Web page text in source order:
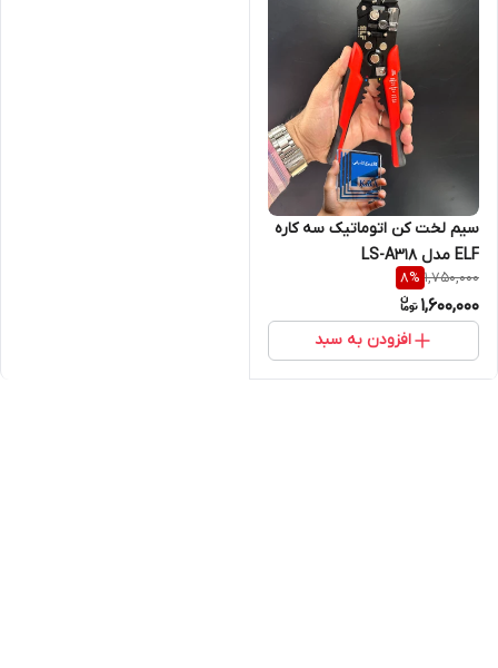
سیم لخت کن اتوماتیک سه کاره
ELF مدل LS-A318
1,750,000
8%
1,600,000
افزودن به سبد